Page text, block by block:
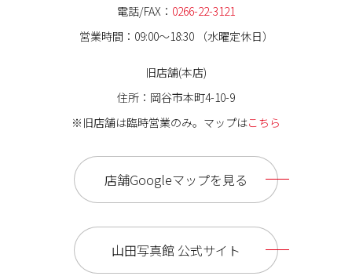
電話/FAX： 0266-22-3121
営業時間：09:00〜18:30 （水曜定休日）
旧店舗(本店)
住所：岡谷市本町4-10-9
※旧店舗は臨時営業のみ。マップはこちら
店舗Googleマップを見る
山田写真館 公式サイト